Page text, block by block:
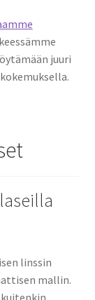
juuri
linssin
mallin.
kuitenkin